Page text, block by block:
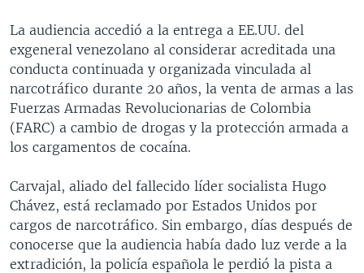
DEPORTIVO INTERNACIONAL
NOTA ECONÓMICA
ENTRETENIMIENTO
Idiomas
La audiencia accedió a la entrega a EE.UU. del
exgeneral venezolano al considerar acreditada una
conducta continuada y organizada vinculada al
narcotráfico durante 20 años, la venta de armas a las
Fuerzas Armadas Revolucionarias de Colombia
(FARC) a cambio de drogas y la protección armada a
los cargamentos de cocaína.
Carvajal, aliado del fallecido líder socialista Hugo
Chávez, está reclamado por Estados Unidos por
cargos de narcotráfico. Sin embargo, días después de
conocerse que la audiencia había dado luz verde a la
extradición, la policía española le perdió la pista a